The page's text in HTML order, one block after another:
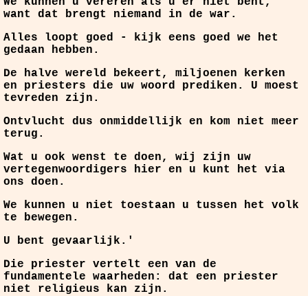
want dat brengt niemand in de war.
Alles loopt goed - kijk eens goed we het
gedaan hebben.
De halve wereld bekeert, miljoenen kerken
en priesters die uw woord prediken. U moest
tevreden zijn.
Ontvlucht dus onmiddellijk en kom niet meer
terug.
Wat u ook wenst te doen, wij zijn uw
vertegenwoordigers hier en u kunt het via
ons doen.
We kunnen u niet toestaan u tussen het volk
te bewegen.
U bent gevaarlijk.'
Die priester vertelt een van de
fundamentele waarheden: dat een priester
niet religieus kan zijn.